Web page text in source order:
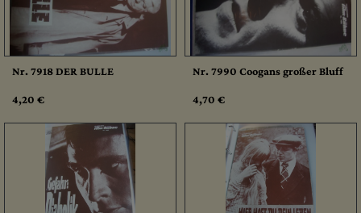
Nr. 7918 DER BULLE
4,20 €
Nr. 7990 Coogans großer Bluff
4,70 €